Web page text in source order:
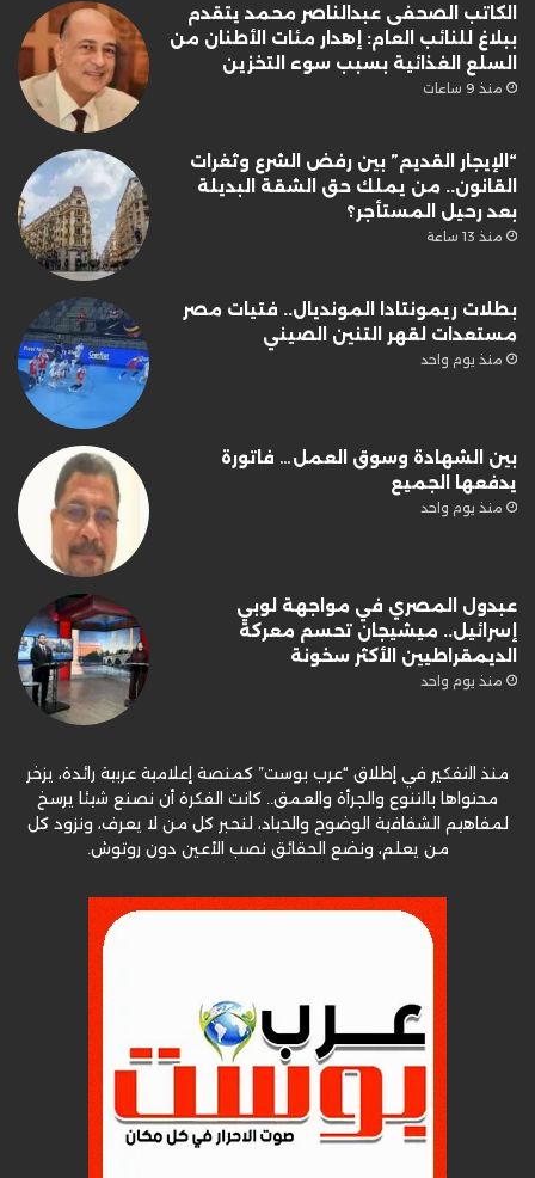
الكاتب الصحفى عبدالناصر محمد يتقدم
ببلاغ للنائب العام: إهدار مئات الأطنان من
السلع الغذائية بسبب سوء التخزين
منذ 9 ساعات
“الإيجار القديم” بين رفض الشرع وثغرات
القانون.. من يملك حق الشقة البديلة
بعد رحيل المستأجر؟
منذ 13 ساعة
بطلات ريمونتادا المونديال.. فتيات مصر
مستعدات لقهر التنين الصيني
منذ يوم واحد
بين الشهادة وسوق العمل… فاتورة
يدفعها الجميع
منذ يوم واحد
عبدول المصري في مواجهة لوبي
إسرائيل.. ميشيجان تحسم معركة
الديمقراطيين الأكثر سخونة
منذ يوم واحد
منذ التفكير في إطلاق “عرب بوست” كمنصة إعلامية عربية رائدة، يزخر
محتواها بالتنوع والجرأة والعمق.. كانت الفكرة أن نصنع شيئا يرسخ
لمفاهيم الشفافية الوضوح والحياد، لنحبر كل من لا يعرف، ونزود كل
من يعلم، ونضع الحقائق نصب الأعين دون روتوش.